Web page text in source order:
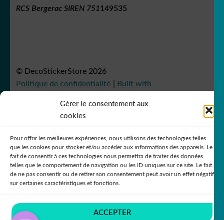
Gérer le consentement aux
cookies
Pour offrir les meilleures expériences, nous utilisons des technologies telles
que les cookies pour stocker et/ou accéder aux informations des appareils. Le
fait de consentir à ces technologies nous permettra de traiter des données
telles que le comportement de navigation ou les ID uniques sur ce site. Le fait
de ne pas consentir ou de retirer son consentement peut avoir un effet négatif
sur certaines caractéristiques et fonctions.
ACCEPTER
RCS Bergerac SIREN 751149535
© DecoStickerStore 2026
Politique de confidentialité
Built with